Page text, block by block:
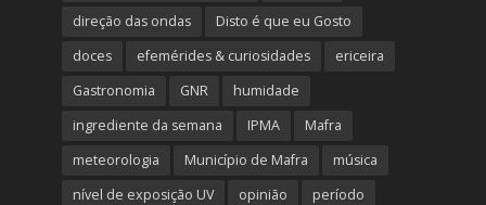
direção das ondas
Disto é que eu Gosto
doces
efemérides & curiosidades
ericeira
Gastronomia
GNR
humidade
ingrediente da semana
IPMA
Mafra
meteorologia
Município de Mafra
música
nível de exposição UV
opinião período